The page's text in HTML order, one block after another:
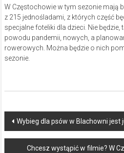
W Częstochowie w tym sezonie mają
z 215 jednośladami, z których część
specjalne foteliki dla dzieci. Nie będzie,
powodu pandemii, nowych, a
rowerowych. Można będzie o nich
sezonie.
Post
navigation
Wybieg dla psów w Blachowni jest
Chcesz wystąpić w filmie? W